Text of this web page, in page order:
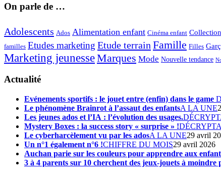
On parle de …
Adolescents Ados Alimentation enfant Cinéma enfant
familles Etudes marketing Etude terrain Famille Filles
Marketing jeunesseMarques Mode Nouvelle tendance
Actualité
Evénements sportifs : le jouet entre (enfin) dans le game
Le phénomène Brainrot à l’assaut des enfantsA LA UNE
Les jeunes ados et l’IA : l’évolution des usages.
Mystery Boxes : la success story « surprise » !
Le cyberharcèlement vu par les adosA LA UNE29 avril
Un n°1 également n°6 !CHIFFRE DU MOIS29 avril 2026
Auchan parie sur les couleurs pour apprendre aux
3 à 4 parents sur 10 cherchent des jeux-jouets à